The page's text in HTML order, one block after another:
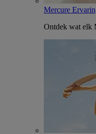
Mercure
Ontdek wat elk